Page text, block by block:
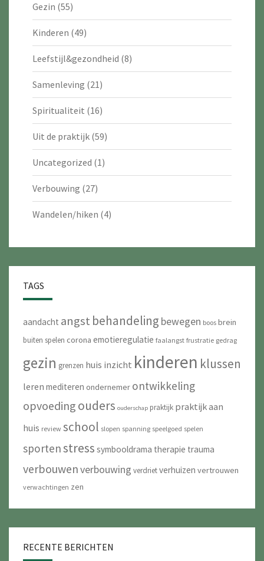
Gezin (55)
Kinderen (49)
Leefstijl&gezondheid (8)
Samenleving (21)
Spiritualiteit (16)
Uit de praktijk (59)
Uncategorized (1)
Verbouwing (27)
Wandelen/hiken (4)
TAGS
aandacht angst behandeling bewegen boos brein
buiten spelen corona emotieregulatie faalangst frustratie gedrag
gezin grenzen huis inzicht kinderen klussen
leren mediteren ondernemer ontwikkeling
opvoeding ouders ouderschap praktijk praktijk aan
huis review school slopen spanning speelgoed spelen
sportenstress symbooldrama therapie trauma
verbouwenverbouwing verdrietverhuizen vertrouwen
verwachtingen zen
RECENTE BERICHTEN